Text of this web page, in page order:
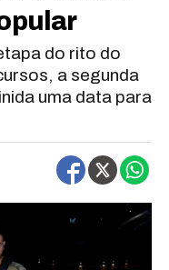
do rito do
a segunda
uma data para